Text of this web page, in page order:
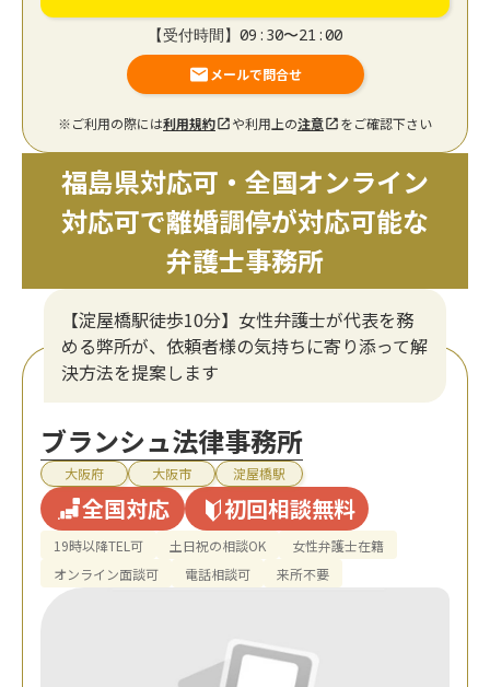
【受付時間】09:30〜21:00
メールで問合せ
※ご利用の際には利用規約 や利用上の注意 をご確認下さい
福島県対応可・全国オンライン
対応可で離婚調停が対応可能な
弁護士事務所
【淀屋橋駅徒歩10分】女性弁護士が代表を務
める弊所が、依頼者様の気持ちに寄り添って解
決方法を提案します
ブランシュ法律事務所
大阪府 大阪市 淀屋橋駅
全国対応 初回相談無料
19時以降TEL可 土日祝の相談OK
女性弁護士在籍
オンライン面談可
電話相談可 来所不要